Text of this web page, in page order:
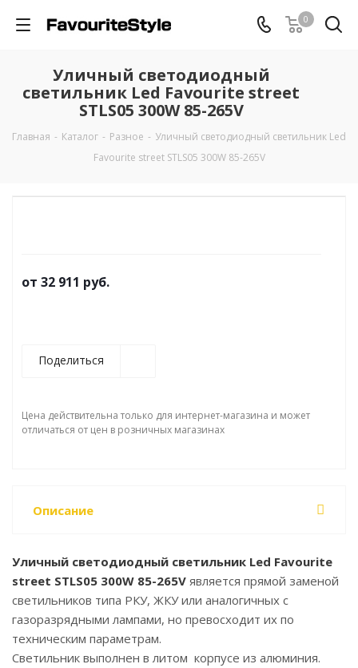
0
Уличный светодиодный
светильник Led Favourite street
STLS05 300W 85-265V
Главная - Каталог - Разное - Уличный светодиодный светильник Led
Favourite street STLS05 300W 85-265V
от 32 911 руб.
Поделиться
Цена действительна только для интернет-магазина и может
отличаться от цен в розничных магазинах
Описание
Уличный светодиодный светильник Led Favourite
street STLS05 300W 85-265V является прямой заменой
светильников типа РКУ, ЖКУ или аналогичных с
газоразрядными лампами, но превосходит их по
техническим параметрам.
Светильник выполнен в литом корпусе из алюминия.